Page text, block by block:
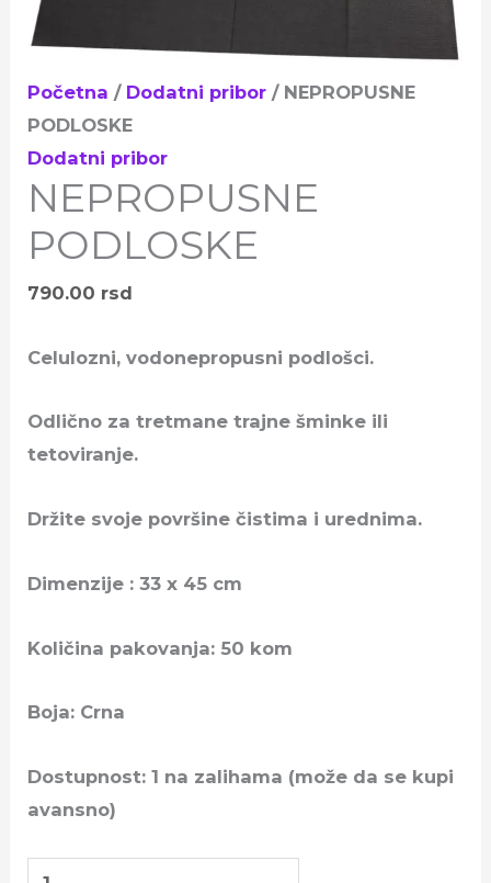
Početna / Dodatni pribor / NEPROPUSNE
PODLOSKE
Dodatni pribor
NEPROPUSNE
PODLOSKE
790.00 rsd
Celulozni, vodonepropusni podlošci.
Odlično za tretmane trajne šminke ili
tetoviranje.
Držite svoje površine čistima i urednima.
Dimenzije : 33 x 45 cm
Količina pakovanja: 50 kom
Boja: Crna
Dostupnost: 1 na zalihama (može da se kupi
avansno)